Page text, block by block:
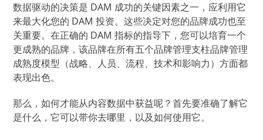
数据驱动的决策是 DAM 成功的关键因素之一，应利用它
来最大化您的 DAM 投资。这些决定对您的品牌成功也至
关重要。在正确的 DAM 指标的指导下，您可以培育一个
更成熟的品牌，该品牌在所有五个品牌管理支柱品牌管理
成熟度模型（战略、人员、流程、技术和影响力）方面都
表现出色。
那么，如何才能从内容数据中获益呢？首先要准确了解它
是什么，它可以带你去哪里，以及如何使用它。